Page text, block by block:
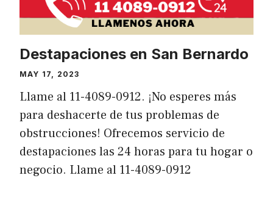
Destapaciones en San Bernardo
MAY 17, 2023
Llame al 11-4089-0912. ¡No esperes más
para deshacerte de tus problemas de
obstrucciones! Ofrecemos servicio de
destapaciones las 24 horas para tu hogar o
negocio. Llame al 11-4089-0912